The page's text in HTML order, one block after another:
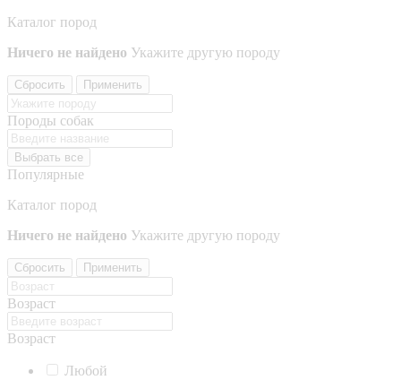
Каталог пород
Ничего не найдено Укажите другую породу
Сбросить Применить
Породы собак
Выбрать все
Популярные
Каталог пород
Ничего не найдено Укажите другую породу
Сбросить Применить
Возраст
Возраст
Любой